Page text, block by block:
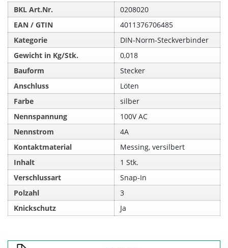
BKL Art.Nr.
0208020
EAN / GTIN
4011376706485
Kategorie
DIN-Norm-Steckverbinder
Gewicht in Kg/Stk.
0,018
Bauform
Stecker
Anschluss
Löten
Farbe
silber
Nennspannung
100V AC
Nennstrom
4A
Kontaktmaterial
Messing, versilbert
Inhalt
1 Stk.
Verschlussart
Snap-In
Polzahl
3
Knickschutz
Ja